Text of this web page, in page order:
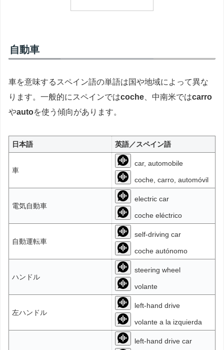
自動車
車を意味するスペイン語の単語は国や地域によって異な
ります。一般的にスペインではcoche 、中南米ではcarro
やautoを使う傾向があります。
日本語 英語／スペイン語
車
car, automobile
coche, carro, automóvil
電気自動車
electric car
coche eléctrico
自動運転車
self-driving car
coche autónomo
ハンドル
steering wheel
volante
左ハンドル
left-hand drive
volante a la izquierda
left-hand drive car